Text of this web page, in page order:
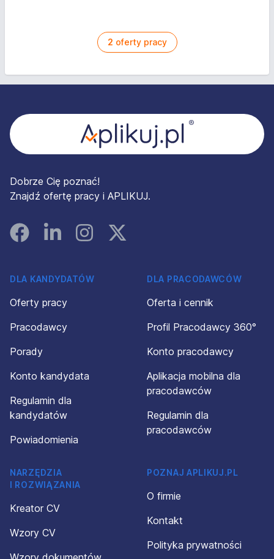
2 oferty pracy
Dobrze Cię poznać!
Znajdź ofertę pracy i APLIKUJ.
FacebookLinked InInstagramInstagram
DLA KANDYDATÓW
Oferty pracy
Pracodawcy
Porady
Konto kandydata
Regulamin dla
kandydatów
Powiadomienia
DLA PRACODAWCÓW
Oferta i cennik
Profil Pracodawcy 360°
Konto pracodawcy
Aplikacja mobilna dla
pracodawców
Regulamin dla
pracodawców
NARZĘDZIA
I ROZWIĄZANIA
Kreator CV
Wzory CV
POZNAJ APLIKUJ.PL
O firmie
Kontakt
Polityka prywatności